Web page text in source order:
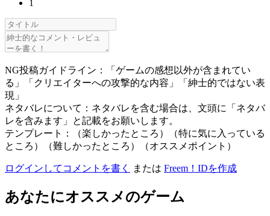
1
NG投稿ガイドライン：「ゲームの感想以外が含まれてい
る」「クリエイターへの攻撃的な内容」「紳士的ではない表
現」
ネタバレについて：ネタバレを含む場合は、文頭に「ネタバ
レを含みます」と記載をお願いします。
テンプレート：（楽しかったところ）（特に気に入っている
ところ）（難しかったところ）（オススメポイント）
ログインしてコメントを書く または Freem！IDを作成
あなたにオススメのゲーム